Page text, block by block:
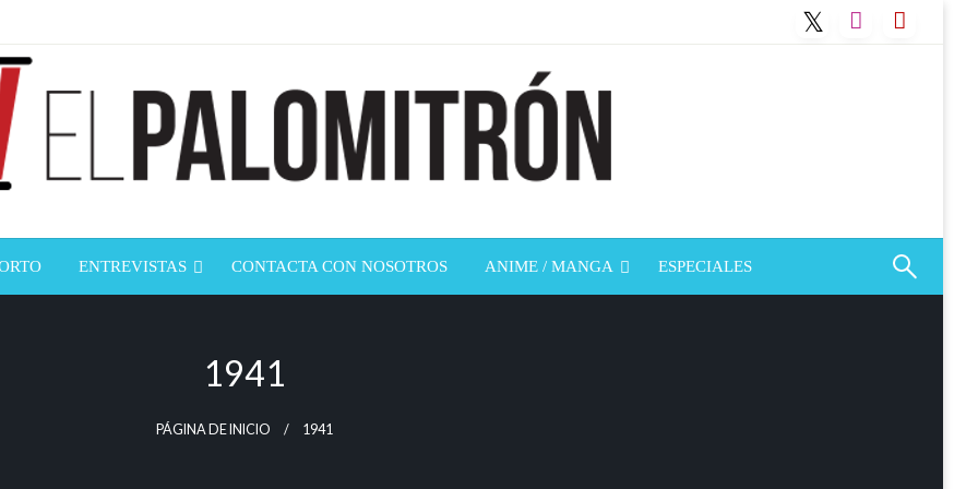
ENTREVISTAS CONTACTA CON NOSOTROS ANIME / MANGA ESPECIALES
1941
PÁGINA DE INICIO 1941